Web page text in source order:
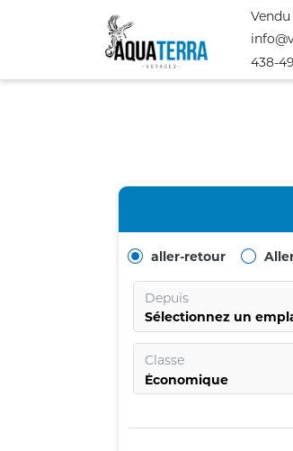
438-
aller-retour
Depuis
Sélectionnez un
Classe